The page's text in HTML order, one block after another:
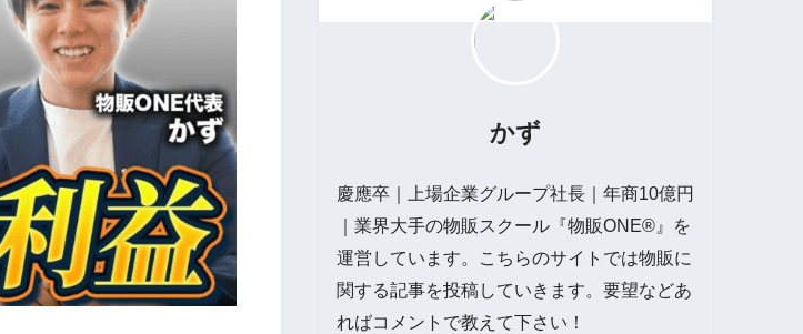
かず
慶應卒｜上場企業グループ社長｜年商10億円
｜業界大手の物販スクール『物販ONE®』を
運営しています。こちらのサイトでは物販に
関する記事を投稿していきます。要望などあ
ればコメントで教えて下さい！